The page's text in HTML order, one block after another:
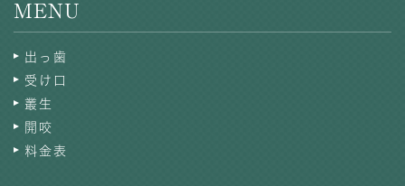
MENU
出っ歯
受け口
叢生
開咬
料金表